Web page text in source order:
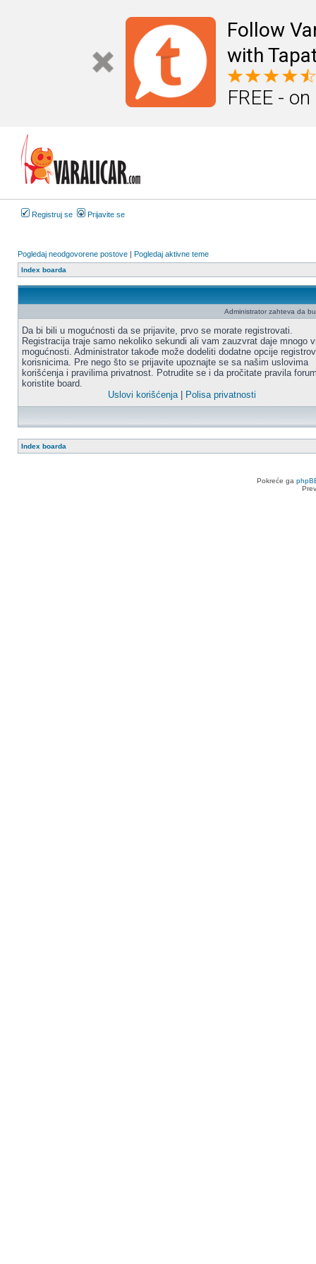
Follow
with
FREE -
Registruj se Prijavite se
Pogledaj neodgovorene postove | Pogledaj aktivne teme
Index boarda
Administrator zahteva da
Da bi bili u mogućnosti da se prijavite, prvo se morate registrovati.
Registracija traje samo nekoliko sekundi ali vam zauzvrat daje mnogo
mogućnosti. Administrator takođe može dodeliti dodatne opcije
korisnicima. Pre nego što se prijavite upoznajte se sa našim uslovima
korišćenja i pravilima privatnost. Potrudite se i da pročitate pravila
koristite board.
Uslovi korišćenja| Polisa privatnosti
Index boarda
Pokreće ga